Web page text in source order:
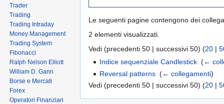
Le seguenti pagine contengono dei
2 elementi visualizzati.
Vedi (precedenti 50 | successivi 50) (20 |
Indice sequenziale Candlestick ‎(←
Reversal patterns ‎(← collegamenti)
Vedi (precedenti 50 | successivi 50) (20 |
Trader
Trading
Trading Intraday
Money Management
Trading System
Fibonacci
Ralph Nelson Elliott
William D. Gann
Borse e Mercati
Forex
Operatori Finanziari